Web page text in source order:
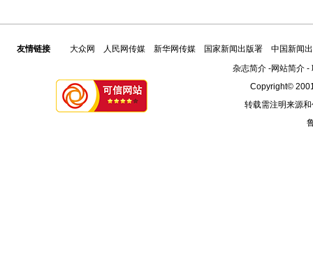
友情链接 大众网 人民网传媒 新华网传媒 国家新闻出版署
中国新闻
杂志简介-网站简介-
Copyright©
转载需注明来源